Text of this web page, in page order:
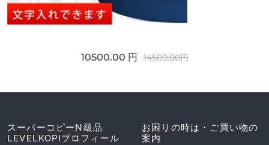
10500.00 円 14500.00円
スーパーコピーN級品
LEVELKOPIプロフィール
お困りの時は・ご買い物の
案内